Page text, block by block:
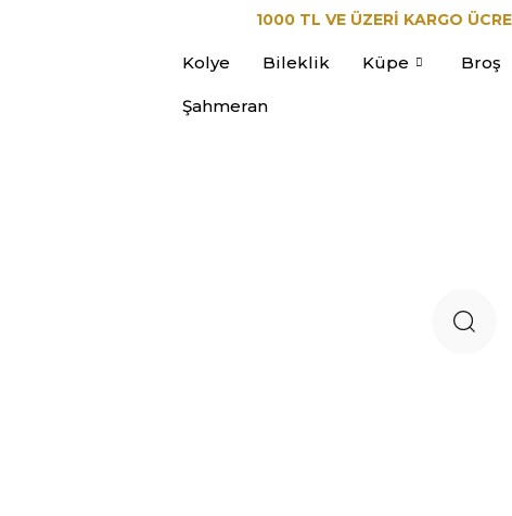
1000 TL VE ÜZERİ KARGO
Kolye Bileklik Küpe Broş
Şahmeran